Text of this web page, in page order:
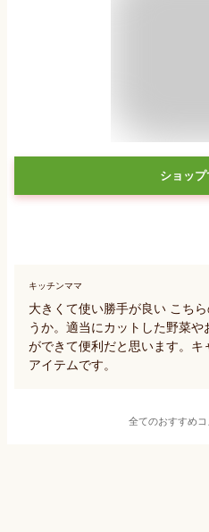
ショップ
キッチンママ
大きくて使い勝手が良い こち
うか。適当にカットした野菜
ができて便利だと思います。
アイテムです。
全てのおすすめコ